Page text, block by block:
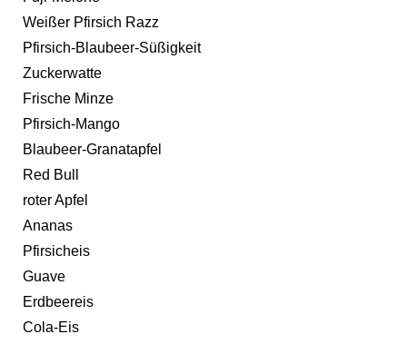
Weißer Pfirsich Razz
Pfirsich-Blaubeer-Süßigkeit
Zuckerwatte
Frische Minze
Pfirsich-Mango
Blaubeer-Granatapfel
Red Bull
roter Apfel
Ananas
Pfirsicheis
Guave
Erdbeereis
Cola-Eis